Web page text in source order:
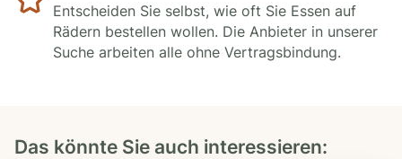
Entscheiden Sie selbst, wie oft Sie Essen auf
Rädern bestellen wollen. Die Anbieter in unserer
Suche arbeiten alle ohne Vertragsbindung.
Das könnte Sie auch interessieren: